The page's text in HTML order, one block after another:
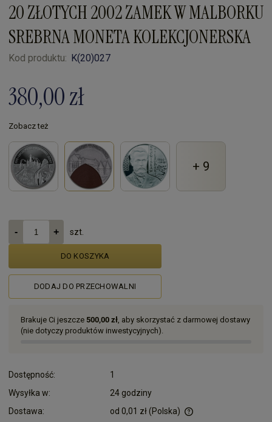
20 ZŁOTYCH 2002 ZAMEK W MALBORKU
SREBRNA MONETA KOLEKCJONERSKA
Kod produktu: K(20)027
380,00 zł
Zobacz też
+ 9
szt.
DO KOSZYKA
DODAJ DO PRZECHOWALNI
Brakuje Ci jeszcze 500,00 zł, aby skorzystać z darmowej dostawy
(nie dotyczy produktów inwestycyjnych).
Dostępność:
1
Wysyłka w:
24 godziny
Dostawa:
od 0,01 zł(Polska)